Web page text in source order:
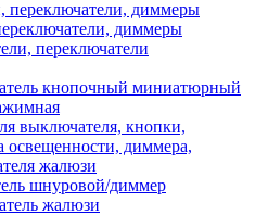
диммеры
переключатели
кнопочный миниатюрный
выключателя, кнопки,
освещенности, диммера,
жалюзи
шнуровой/диммер
жалюзи